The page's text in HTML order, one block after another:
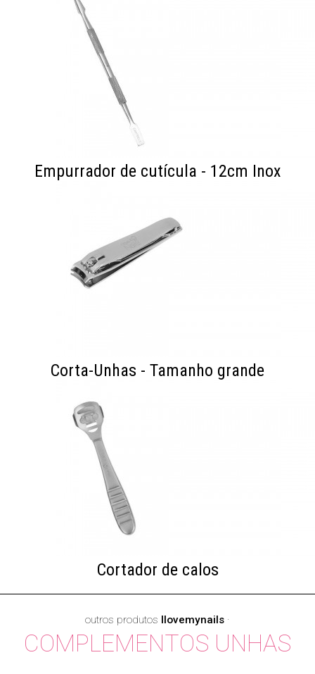
Empurrador de cutícula - 12cm Inox
Corta-Unhas - Tamanho grande
Cortador de calos
outros produtos Ilovemynails ·
COMPLEMENTOS UNHAS